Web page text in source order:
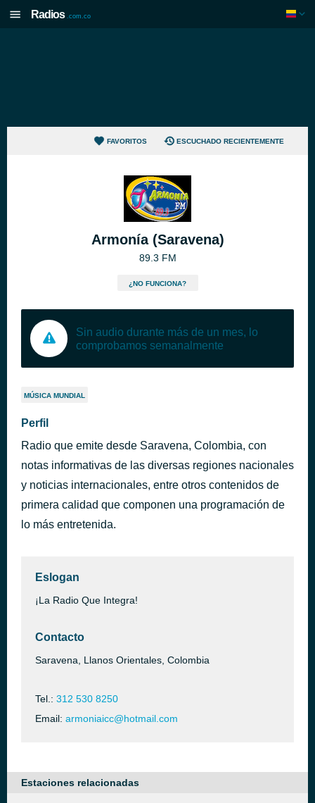
Radios .com.co
FAVORITOS ESCUCHADO RECIENTEMENTE
Armonía (Saravena)
89.3 FM
¿NO FUNCIONA?
Sin audio durante más de un mes, lo
comprobamos semanalmente
MÚSICA MUNDIAL
Perfil
Radio que emite desde Saravena, Colombia, con
notas informativas de las diversas regiones nacionales
y noticias internacionales, entre otros contenidos de
primera calidad que componen una programación de
lo más entretenida.
Eslogan
¡La Radio Que Integra!
Contacto
Saravena, Llanos Orientales, Colombia
Tel.: 312 530 8250
Email: armoniaicc@hotmail.com
Estaciones relacionadas